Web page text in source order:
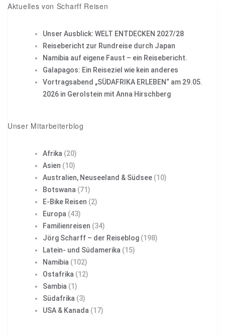
Aktuelles von Scharff Reisen
Unser Ausblick: WELT ENTDECKEN 2027/28
Reisebericht zur Rundreise durch Japan
Namibia auf eigene Faust – ein Reisebericht.
Galapagos: Ein Reiseziel wie kein anderes
Vortragsabend „SÜDAFRIKA ERLEBEN“ am 29.05.
2026 in Gerolstein mit Anna Hirschberg
Unser Mitarbeiterblog
Afrika (20)
Asien (10)
Australien, Neuseeland & Südsee (10)
Botswana (71)
E-Bike Reisen (2)
Europa (43)
Familienreisen (34)
Jörg Scharff – der Reiseblog (198)
Latein- und Südamerika (15)
Namibia (102)
Ostafrika (12)
Sambia (1)
Südafrika (3)
USA & Kanada (17)